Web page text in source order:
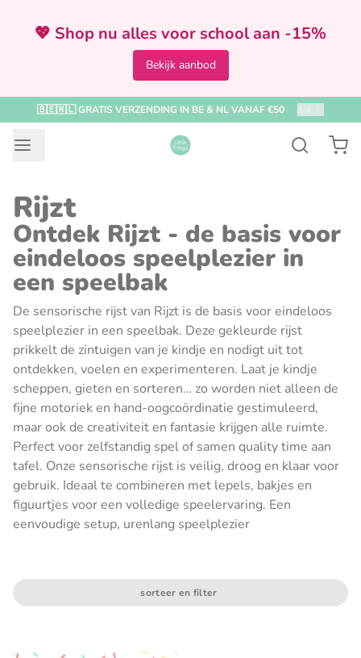
💖 Shop nu alles voor school aan -15%
Bekijk aanbod
🇧🇪🇳🇱 GRATIS VERZENDING IN BE & NL VANAF €50
Rijzt
Ontdek Rijzt - de basis voor
eindeloos speelplezier in
een speelbak
De sensorische rijst van Rijzt is de basis voor eindeloos
speelplezier in een speelbak. Deze gekleurde rijst
prikkelt de zintuigen van je kindje en nodigt uit tot
ontdekken, voelen en experimenteren. Laat je kindje
scheppen, gieten en sorteren… zo worden niet alleen de
fijne motoriek en hand-oogcoördinatie gestimuleerd,
maar ook de creativiteit en fantasie krijgen alle ruimte.
Perfect voor zelfstandig spel of samen quality time aan
tafel. Onze sensorische rijst is veilig, droog en klaar voor
gebruik. Ideaal te combineren met lepels, bakjes en
figuurtjes voor een volledige speelervaring. Een
eenvoudige setup, urenlang speelplezier
sorteer en filter